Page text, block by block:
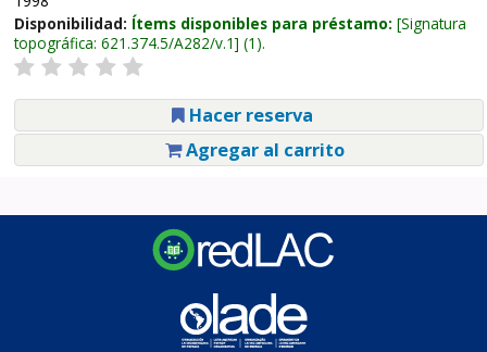
Disponibilidad: Ítems disponibles para préstamo: Signatura
topográfica: 621.374.5/A282/v.1 (1).
Hacer reserva
Agregar al carrito